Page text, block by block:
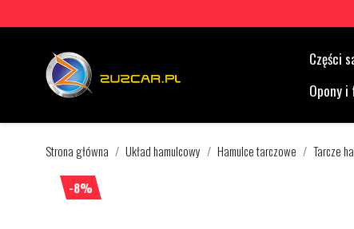
Części
Opony i
Strona główna Układ hamulcowy Hamulce tarczowe Tarcze
-8%